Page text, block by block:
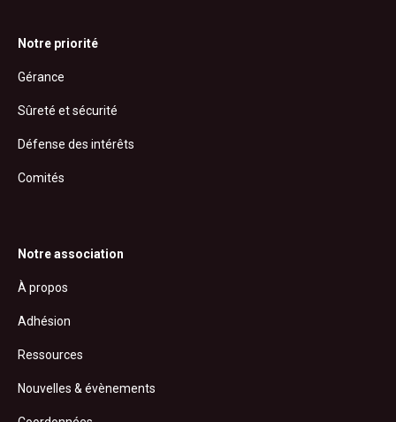
Notre priorité
Gérance
Sûreté et sécurité
Défense des intérêts
Comités
Notre association
À propos
Adhésion
Ressources
Nouvelles & évènements